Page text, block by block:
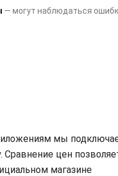
— могут наблюдаться
мы
цен
магазине